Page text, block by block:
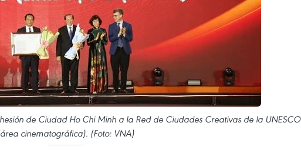
de Ciudad Ho Chi Minh a la Red de Ciudades Creativas de la UNESCO
cinematográfica). (Foto: VNA)